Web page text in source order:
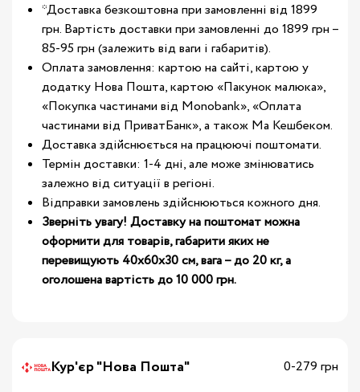
*Доставка безкоштовна при замовленні від 1899
грн. Вартість доставки при замовленні до 1899 грн –
85-95 грн (залежить від ваги і габаритів).
Оплата замовлення: картою на сайті, картою у
додатку Нова Пошта, картою «Пакунок малюка»,
«Покупка частинами від Monobank», «Оплата
частинами від ПриватБанк», а також Ма Кешбеком.
Доставка здійснюється на працюючі поштомати.
Термін доставки: 1-4 дні, але може змінюватись
залежно від ситуації в регіоні.
Відправки замовлень здійснюються кожного дня.
Зверніть увагу! Доставку на поштомат можна
оформити для товарів, габарити яких не
перевищують 40х60х30 см, вага – до 20 кг, а
оголошена вартість до 10 000 грн.
Кур'єр "Нова Пошта"
0-279 грн